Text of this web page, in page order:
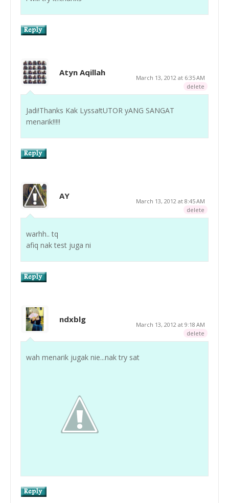
Atyn Aqillah
March 13, 2012 at 6:35 AM
delete
Jadi!Thanks Kak Lyssa!tUTOR yANG SANGAT
menarik!!!!!
AY
March 13, 2012 at 8:45 AM
delete
warhh.. tq
afiq nak test juga ni
ndxblg
March 13, 2012 at 9:18 AM
delete
wah menarik jugak nie...nak try sat